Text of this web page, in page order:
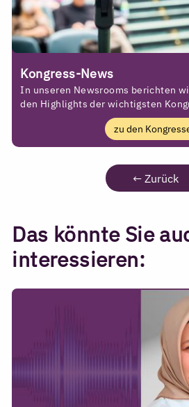
Kongress-News
In unseren Newsrooms berichten
den Highlights der wichtigsten
zu den
← Zurück
Das könnte Sie
interessieren: